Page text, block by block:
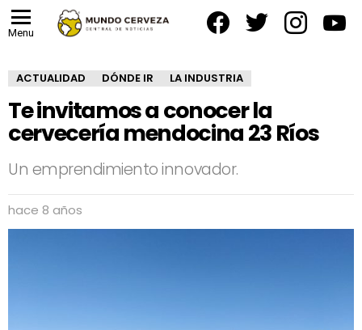
Menu
ACTUALIDAD DÓNDE IR LA INDUSTRIA
Te invitamos a conocer la
cervecería mendocina 23 Ríos
Un emprendimiento innovador.
hace 8 años